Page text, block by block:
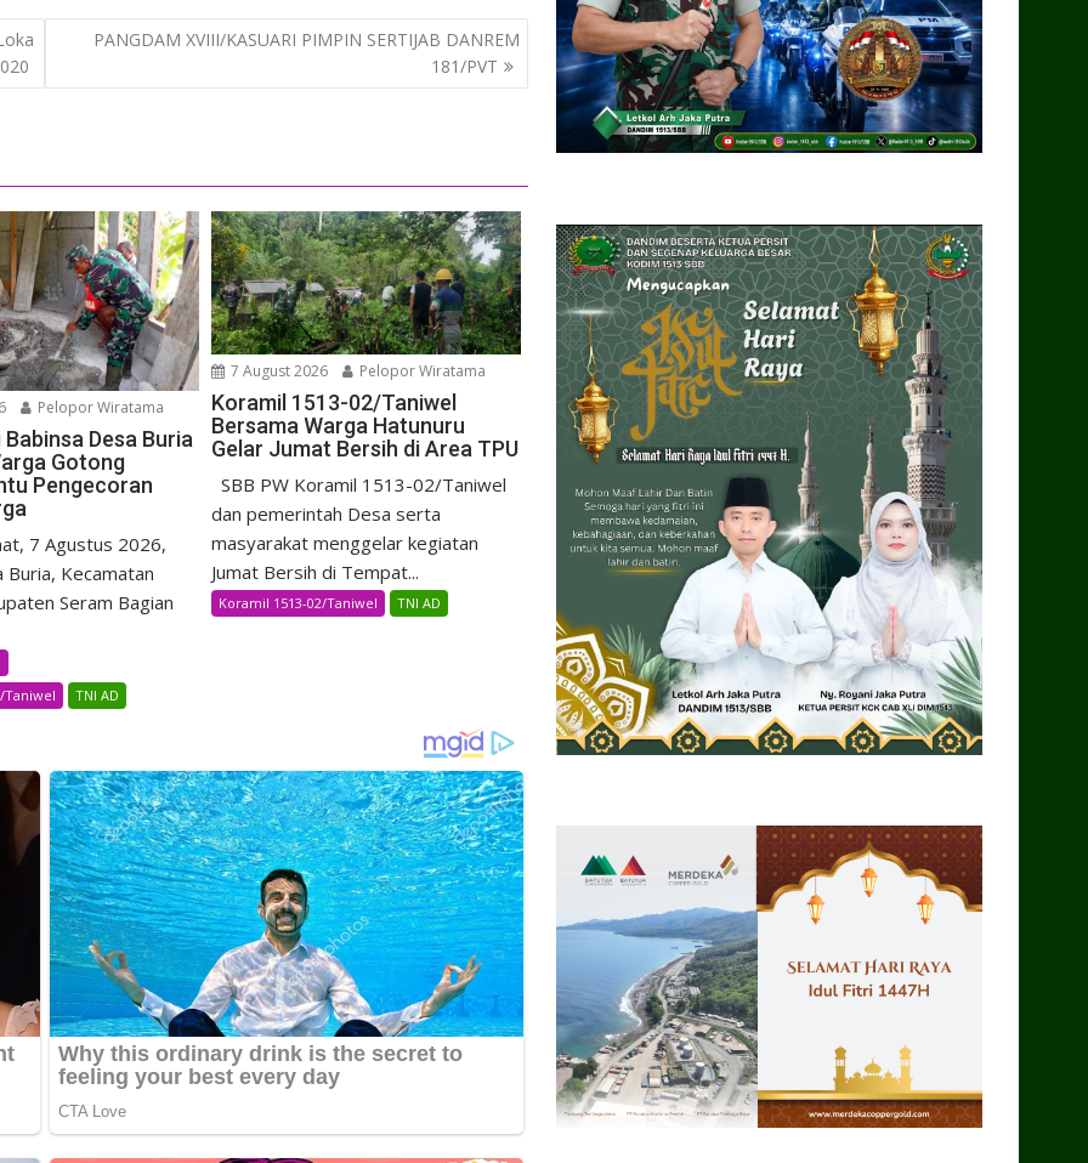
PANGDAM XVIII/KASUARI PIMPIN SERTIJAB DANREM
181/PVT
Pelopor Wiratama
Desa Buria
Gotong
Pengecoran
7 Agustus 2026,
Buria, Kecamatan
Seram Bagian
Taniwel
TNI AD
7 August 2026 Pelopor Wiratama
Koramil 1513-02/Taniwel
Bersama Warga Hatunuru
Gelar Jumat Bersih di Area TPU
SBB PW Koramil 1513-02/Taniwel
dan pemerintah Desa serta
masyarakat menggelar kegiatan
Jumat Bersih di Tempat...
Koramil 1513-02/Taniwel TNI AD